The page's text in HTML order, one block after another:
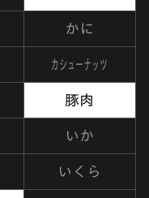
かに
カシューナッツ
豚肉
いか
いくら